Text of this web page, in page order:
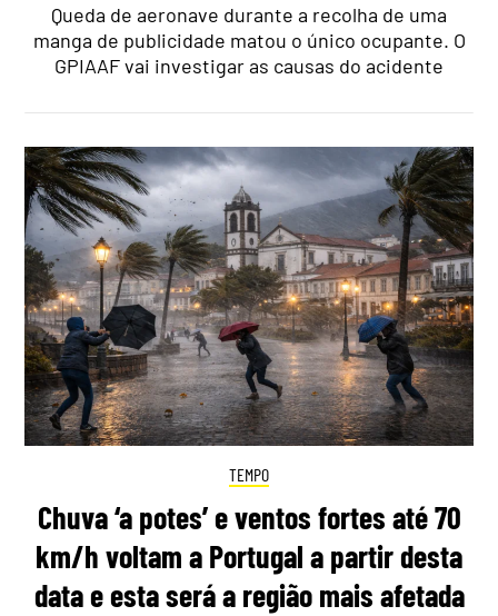
Queda de aeronave durante a recolha de uma
manga de publicidade matou o único ocupante. O
GPIAAF vai investigar as causas do acidente
TEMPO
Chuva ‘a potes’ e ventos fortes até 70
km/h voltam a Portugal a partir desta
data e esta será a região mais afetada